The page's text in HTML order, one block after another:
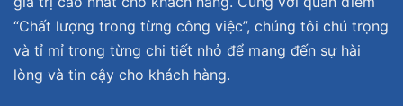
“Chất lượng trong từng công việc”, chúng tôi chú trọng
và tỉ mỉ trong từng chi tiết nhỏ để mang đến sự hài
lòng và tin cậy cho khách hàng.